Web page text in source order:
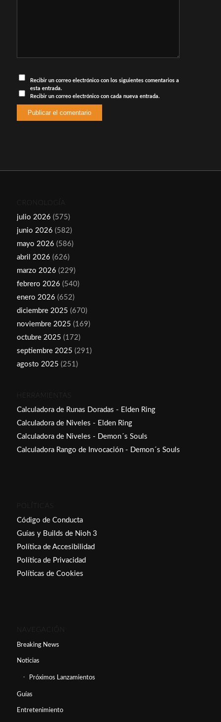
Recibir un correo electrónico con los siguientes comentarios a
esta entrada.
Recibir un correo electrónico con cada nueva entrada.
CRONOLOGÍA
julio 2026 (575)
junio 2026 (582)
mayo 2026 (586)
abril 2026 (626)
marzo 2026 (229)
febrero 2026 (540)
enero 2026 (652)
diciembre 2025 (670)
noviembre 2025 (169)
octubre 2025 (172)
septiembre 2025 (291)
agosto 2025 (251)
HERRAMIENTAS
Calculadora de Runas Doradas - Elden Ring
Calculadora de Niveles - Elden Ring
Calculadora de Niveles - Demon´s Souls
Calculadora Rango de Invocación - Demon´s Souls
POLÍTICAS
Código de Conducta
Guías y Builds de Nioh 3
Política de Accesibilidad
Política de Privacidad
Políticas de Cookies
NAVEGACIÓN
Breaking News
Noticias
Próximos Lanzamientos
Guías
Entretenimiento